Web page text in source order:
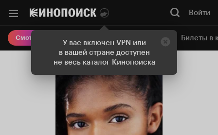
У вас включен VPN или
в вашей стране доступен
не весь каталог Кинопоиска
Войти
Смотреть кино Онлайн-кинотеатр Билеты в